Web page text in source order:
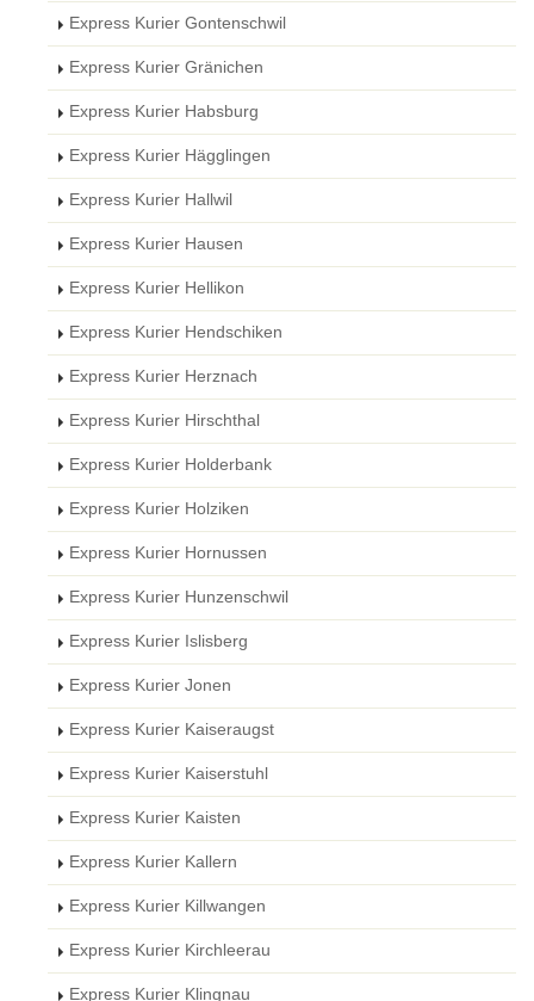
Express Kurier Gontenschwil
Express Kurier Gränichen
Express Kurier Habsburg
Express Kurier Hägglingen
Express Kurier Hallwil
Express Kurier Hausen
Express Kurier Hellikon
Express Kurier Hendschiken
Express Kurier Herznach
Express Kurier Hirschthal
Express Kurier Holderbank
Express Kurier Holziken
Express Kurier Hornussen
Express Kurier Hunzenschwil
Express Kurier Islisberg
Express Kurier Jonen
Express Kurier Kaiseraugst
Express Kurier Kaiserstuhl
Express Kurier Kaisten
Express Kurier Kallern
Express Kurier Killwangen
Express Kurier Kirchleerau
Express Kurier Klingnau